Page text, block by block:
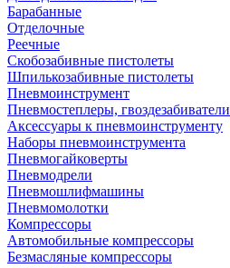
Барабанные
Отделочные
Реечные
Скобозабивные пистолеты
Шпилькозабивные пистолеты
Пневмоинструмент
Пневмостеплеры, гвоздезабиватели
Аксессуары к пневмоинструменту
Наборы пневмоинструмента
Пневмогайковерты
Пневмодрели
Пневмошлифмашины
Пневмомолотки
Компрессоры
Автомобильные компрессоры
Безмасляные компрессоры